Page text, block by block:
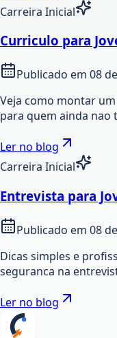
Carreira Inicial
Curriculo para
Publicado em 08
Veja como montar
para quem ainda nao
Ler no blog
Carreira Inicial
Entrevista para
Publicado em 08
Dicas simples e
seguranca na
Ler no blog